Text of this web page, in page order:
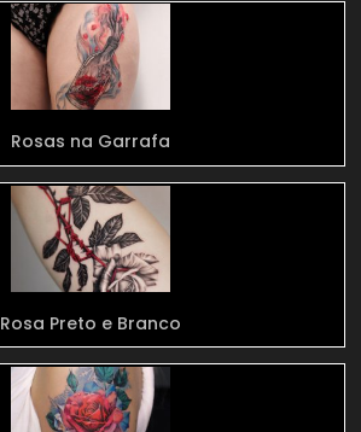
Rosas na Garrafa
Rosa Preto e Branco